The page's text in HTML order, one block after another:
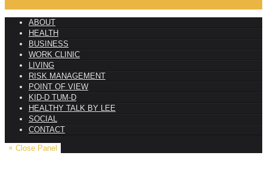
ABOUT
HEALTH
BUSINESS
WORK CLINIC
LIVING
RISK MANAGEMENT
POINT OF VIEW
KID-D TUM-D
HEALTHY TALK BY LEE
SOCIAL
CONTACT
× Close Panel